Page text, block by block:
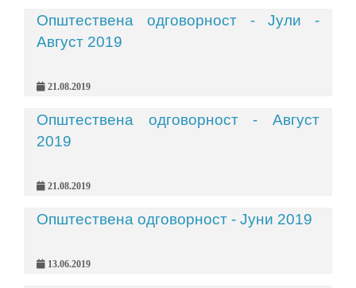
Општествена одговорност - Јули -
Август 2019
21.08.2019
Општествена одговорност - Август
2019
21.08.2019
Општествена одговорност - Јуни 2019
13.06.2019